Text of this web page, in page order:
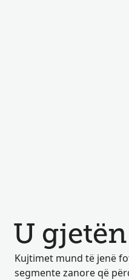
U
Kujtimet mund të jenë
segmente zanore që